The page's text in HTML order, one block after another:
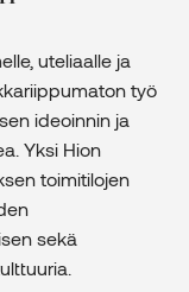
uteliaalle ja
työ
ideoinnin ja
Yksi Hion
toimitilojen
sekä